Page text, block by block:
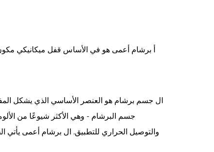
أ برشام أعمى هو في الأساس قفل ميكانيكي
ال جسم برشام هو العنصر الأساسي الذي يشكل
جسم البرشام - وهي الأكثر شيوعًا من
والتوصيل الحراري للتطبيق. ال برشام أعمى يأتي